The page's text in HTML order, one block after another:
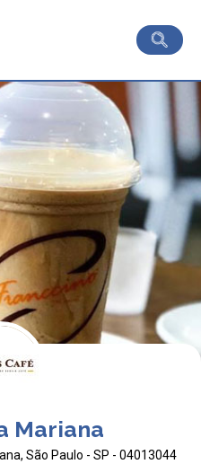
Mariana
São Paulo - SP - 04013044